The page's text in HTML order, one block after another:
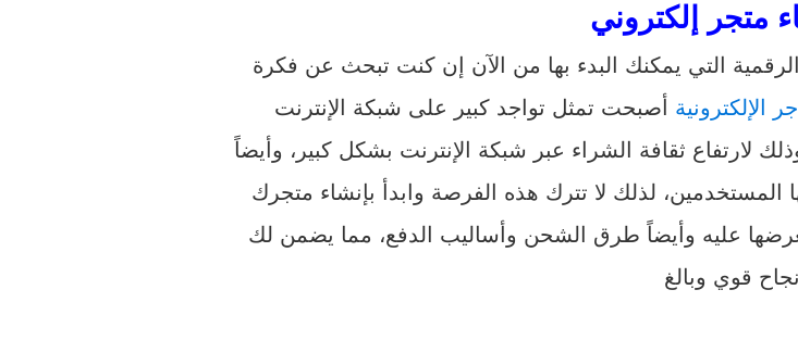
التي يمكنك البدء بها من الآن إن كنت تبحث عن فكرة
الإلكترونية أصبحت تمثل تواجد كبير على شبكة الإنترنت
لارتفاع ثقافة الشراء عبر شبكة الإنترنت بشكل كبير، وأيضاً
المستخدمين، لذلك لا تترك هذه الفرصة وابدأ بإنشاء متجرك
عليه وأيضاً طرق الشحن وأساليب الدفع، مما يضمن لك
نجاح قوي وبالغ